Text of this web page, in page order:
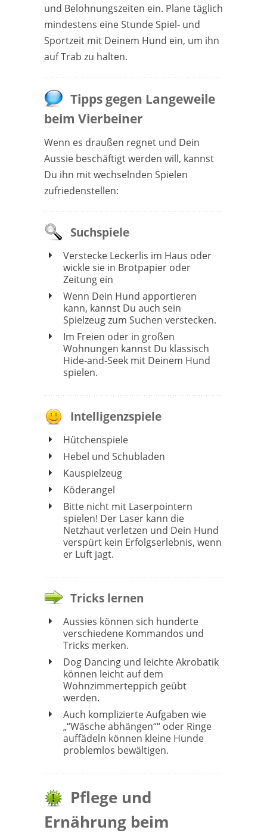
und Belohnungszeiten ein. Plane täglich
mindestens eine Stunde Spiel- und
Sportzeit mit Deinem Hund ein, um ihn
auf Trab zu halten.
Tipps gegen Langeweile
beim Vierbeiner
Wenn es draußen regnet und Dein
Aussie beschäftigt werden will, kannst
Du ihn mit wechselnden Spielen
zufriedenstellen:
Suchspiele
Verstecke Leckerlis im Haus oder
wickle sie in Brotpapier oder
Zeitung ein
Wenn Dein Hund apportieren
kann, kannst Du auch sein
Spielzeug zum Suchen verstecken.
Im Freien oder in großen
Wohnungen kannst Du klassisch
Hide-and-Seek mit Deinem Hund
spielen.
Intelligenzspiele
Hütchenspiele
Hebel und Schubladen
Kauspielzeug
Köderangel
Bitte nicht mit Laserpointern
spielen! Der Laser kann die
Netzhaut verletzen und Dein Hund
verspürt kein Erfolgserlebnis, wenn
er Luft jagt.
Tricks lernen
Aussies können sich hunderte
verschiedene Kommandos und
Tricks merken.
Dog Dancing und leichte Akrobatik
können leicht auf dem
Wohnzimmerteppich geübt
werden.
Auch komplizierte Aufgaben wie
„“Wäsche abhängen““ oder Ringe
auffädeln können kleine Hunde
problemlos bewältigen.
Pflege und
Ernährung beim